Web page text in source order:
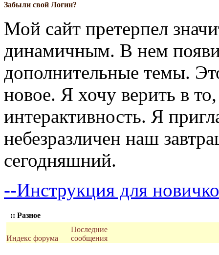
Забыли свой Логин?
Мой сайт претерпел
динамичным. В нем
дополнительные темы.
новое. Я хочу верить в
интерактивность. Я
небезразличен наш
сегодняшний.
--Инструкция для
:: Разное
Индекс форума
Последние
сообщения